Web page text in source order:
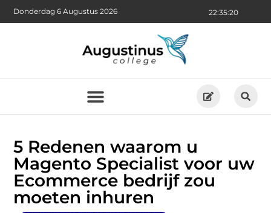
22:35:20
Donderdag 6 Augustus 2026
5 Redenen waarom u
Magento Specialist voor uw
Ecommerce bedrijf zou
moeten inhuren